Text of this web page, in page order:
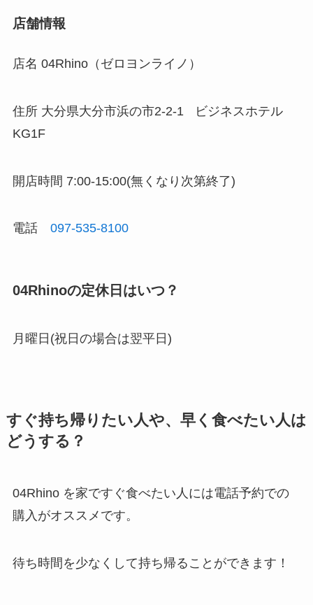
店舗情報
店名 04Rhino（ゼロヨンライノ）
住所 大分県大分市浜の市2-2-1
ビジネスホテル
KG1F
開店時間 7:00-15:00(無くなり次第終了)
電話 097-535-8100
04Rhinoの定休日はいつ？
月曜日(祝日の場合は翌平日)
すぐ持ち帰りたい人や、早く食べたい人は
どうする？
04Rhino を家ですぐ食べたい人には電話予約での
購入がオススメです。
待ち時間を少なくして持ち帰ることができます！